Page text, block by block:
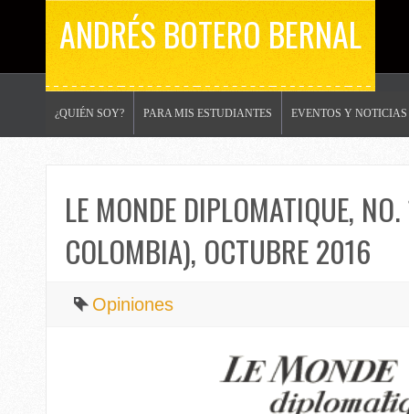
ANDRÉS BOTERO BERNAL
¿QUIÉN SOY? PARA MIS ESTUDIANTES EVENTOS Y NOTICIAS
LE MONDE DIPLOMATIQUE,
COLOMBIA), OCTUBRE 2016
Opiniones